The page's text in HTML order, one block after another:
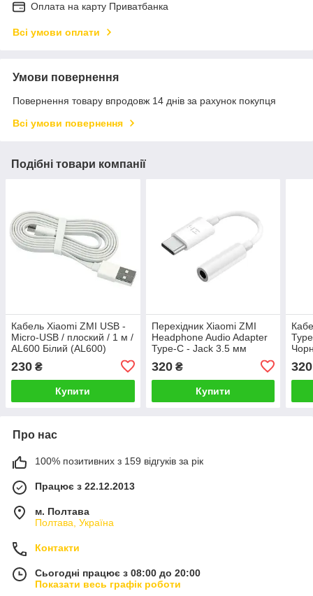
Оплата на карту Приватбанка
Всі умови оплати
Умови повернення
Повернення товару впродовж 14 днів за рахунок покупця
Всі умови повернення
Подібні товари компанії
Кабель Xiaomi ZMI USB -
Micro-USB / плоский / 1 м /
AL600 Білий (AL600)
230 ₴
Купити
Перехідник Xiaomi ZMI
Headphone Audio Adapter
Type-C - Jack 3.5 мм
(AL71A) 2105P
320₴
Купити
320
Про нас
100% позитивних з 159 відгуків за рік
Працює з 22.12.2013
м. Полтава
Полтава, Україна
Контакти
Сьогодні працює з 08:00 до 20:00
Показати весь графік роботи